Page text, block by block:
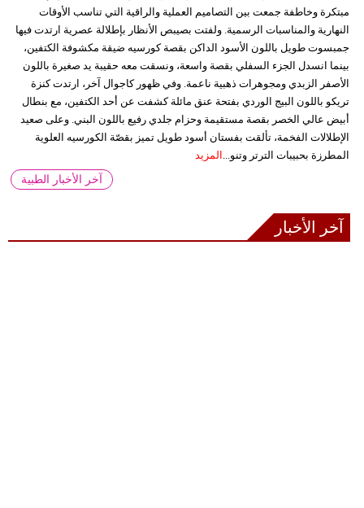
مبتكرة وخاطفة جمعت بين التصاميم العملية والراقية التي تناسب الأوقات
النهارية والمناسبات الرسمية. ولفتت بصيبص الأنظار بإطلالة عصرية ارتدت فيها
جمبسوت طويل باللون الأسود الداكن بقصة كورسيه ضيقة مكشوفة الكتفين،
بينما انسدل الجزء السفلي بقصة واسعة، ونسقت معه حقيبة يد صغيرة باللون
الأصفر الزبدي ومجوهرات ذهبية ناعمة. وفي ظهور كاجوال آخر، ارتدت كنزة
تريكو باللون البيج الوردي بفتحة عنق مائلة كشفت عن أحد الكتفين، مع بنطال
أبيض عالي الخصر بقصة مستقيمة وحزام جلدي رفيع باللون البني. وعلى صعيد
الإطلالات الفخمة، تألقت بفستان أسود طويل تميز بقصّة الكورسيه العلوية
المطرزة بحبيبات الترتر وتنو... المزيد
آخر الأخبار الطبية
آخر الأخبار